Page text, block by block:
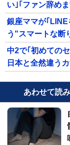
い｣｢ファン辞め
銀座ママが｢
う"スマートな断
中2で｢初めての
日本と全然違う
あわせて読